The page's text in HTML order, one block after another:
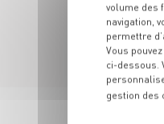
volume des
navigation,
permettre
Vous
ci-dessous.
gestion des